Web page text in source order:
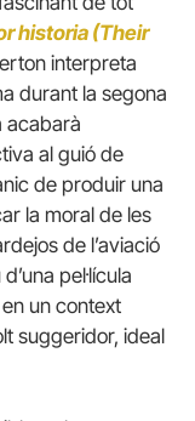
historia (Their
interpreta
durant la segona
acabarà
al guió de
de produir una
la moral de les
de l’aviació
pel·lícula
un context
suggeridor, ideal